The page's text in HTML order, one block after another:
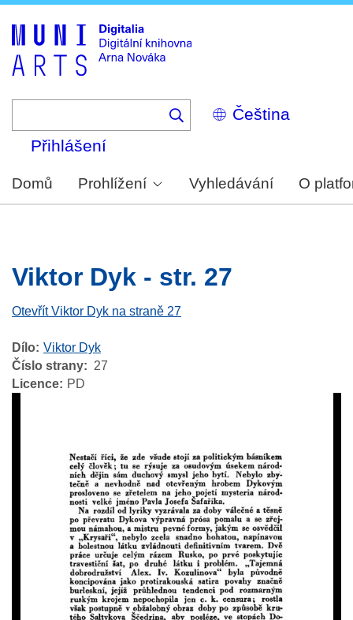
Select
your
Přihlášení
Domů Prohlížení Vyhledávání O
Viktor Dyk - str. 27
Otevřít Viktor Dyk na straně 27
Dílo Viktor Dyk
Číslo strany
27
Licence
PD